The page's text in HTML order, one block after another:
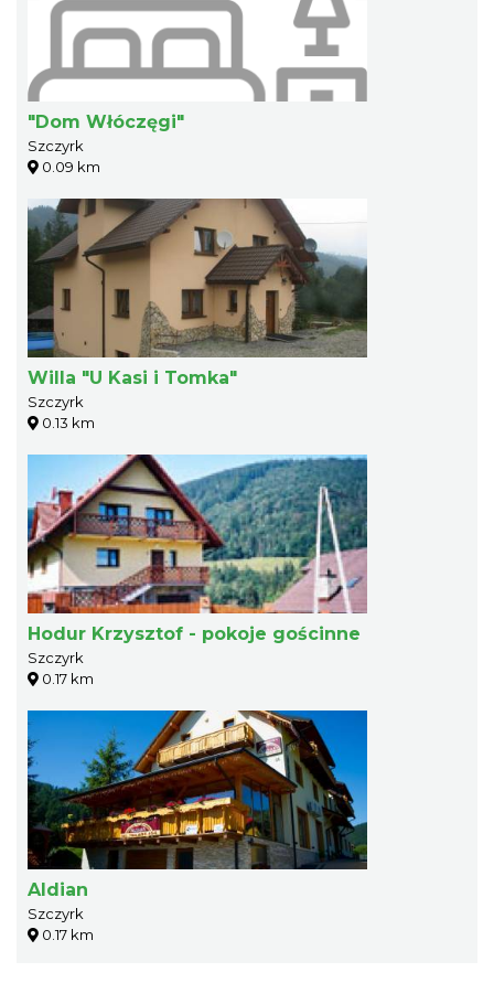
"Dom Włóczęgi"
Szczyrk
0.09 km
Willa "U Kasi i Tomka"
Szczyrk
0.13 km
Hodur Krzysztof - pokoje gościnne
Szczyrk
0.17 km
Aldian
Szczyrk
0.17 km